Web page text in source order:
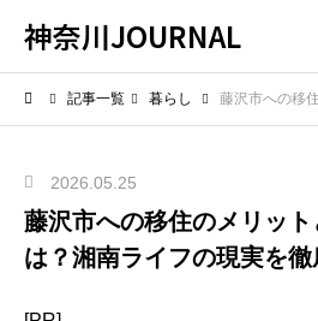
神奈川JOURNAL
記事一覧 暮らし 藤沢市への移住のメリッ
2026.05.25
藤沢市への移住のメリット
は？湘南ライフの現実を